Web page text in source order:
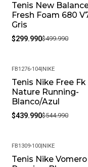
-40%
Tenis New
Fresh Foam 680
Gris
$299.990$499.990
-19%
FB1276-104| NIKE
Tenis Nike Free
Nature Running-
Blanco/Azul
$439.990$544.990
-20%
FB1309-100| NIKE
Tenis Nike Vomero